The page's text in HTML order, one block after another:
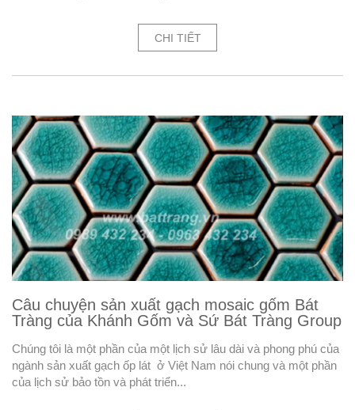
CHI TIẾT
Câu chuyện sản xuất gạch mosaic gốm Bát
Tràng của Khánh Gốm và Sứ Bát Tràng Group
Chúng tôi là một phần của một lịch sử lâu dài và phong phú của
ngành sản xuất gạch ốp lát ở Việt Nam nói chung và một phần
của lịch sử bảo tồn và phát triển...